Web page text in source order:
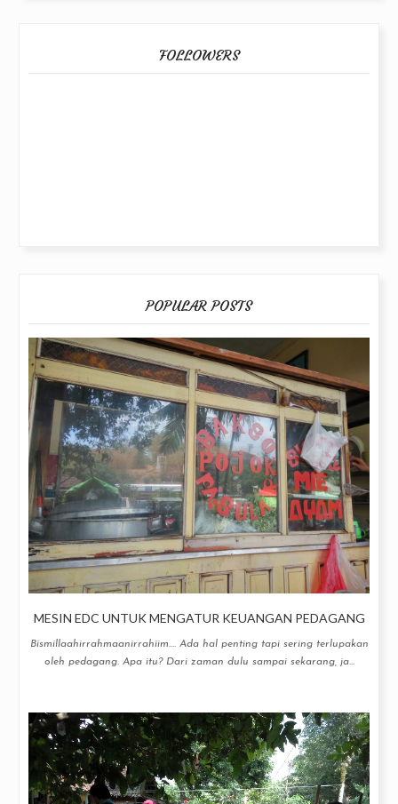
FOLLOWERS
POPULAR POSTS
MESIN EDC UNTUK MENGATUR KEUANGAN PEDAGANG
Bismillaahirrahmaanirrahiim.... Ada hal penting tapi sering terlupakan
oleh pedagang. Apa itu? Dari zaman dulu sampai sekarang, ja...